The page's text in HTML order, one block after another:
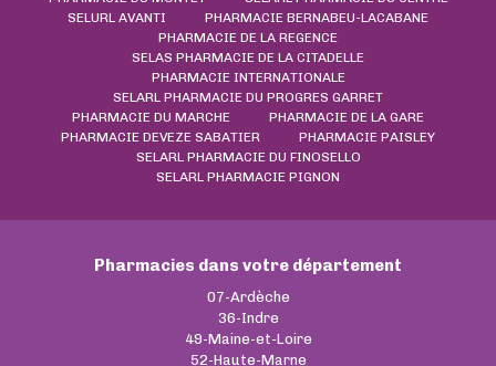
SELURL AVANTI
PHARMACIE BERNABEU-LACABANE
PHARMACIE DE LA REGENCE
SELAS PHARMACIE DE LA CITADELLE
PHARMACIE INTERNATIONALE
SELARL PHARMACIE DU PROGRES GARRET
PHARMACIE DU MARCHE
PHARMACIE DE LA GARE
PHARMACIE DEVEZE SABATIER
PHARMACIE PAISLEY
SELARL PHARMACIE DU FINOSELLO
SELARL PHARMACIE PIGNON
Pharmacies dans votre département
07-Ardèche
36-Indre
49-Maine-et-Loire
52-Haute-Marne